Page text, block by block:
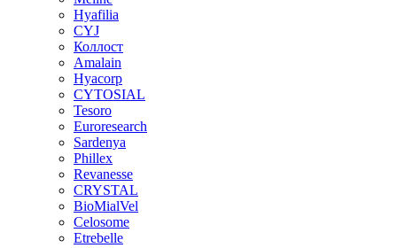
Hyafilia
CYJ
Коллост
Amalain
Hyacorp
CYTOSIAL
Tesoro
Euroresearch
Sardenya
Phillex
Revanesse
CRYSTAL
BioMialVel
Celosome
Etrebelle